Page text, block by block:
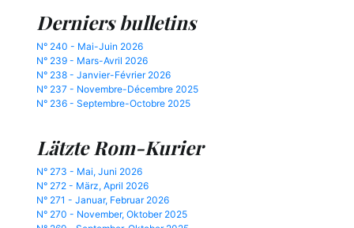
Derniers bulletins
N° 240 - Mai-Juin 2026
N° 239 - Mars-Avril 2026
N° 238 - Janvier-Février 2026
N° 237 - Novembre-Décembre 2025
N° 236 - Septembre-Octobre 2025
Lätzte Rom-Kurier
N° 273 - Mai, Juni 2026
N° 272 - März, April 2026
N° 271 - Januar, Februar 2026
N° 270 - November, Oktober 2025